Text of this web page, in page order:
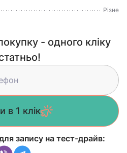
Різне
- одного кліку
в 1 клік
запису на тест-драйв: